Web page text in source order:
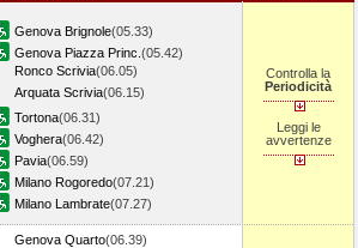
Genova Brignole(05.33)
Genova Piazza Princ. (05.42)
Ronco Scrivia(06.05)
Arquata Scrivia(06.15)
Tortona(06.31)
Voghera(06.42)
Pavia(06.59)
Milano Rogoredo(07.21)
Milano Lambrate(07.27)
Controlla la
Periodicità
Leggi le
avvertenze
Genova Quarto(06.39)